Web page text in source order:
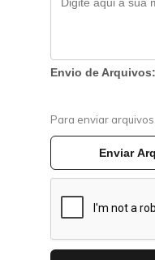
Envio de Arquivos:
Para enviar
Enviar